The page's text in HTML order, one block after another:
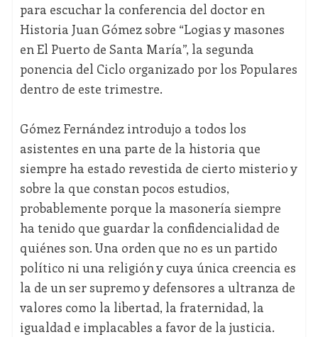
para escuchar la conferencia del doctor en
Historia Juan Gómez sobre “Logias y masones
en El Puerto de Santa María”, la segunda
ponencia del Ciclo organizado por los Populares
dentro de este trimestre.
Gómez Fernández introdujo a todos los
asistentes en una parte de la historia que
siempre ha estado revestida de cierto misterio y
sobre la que constan pocos estudios,
probablemente porque la masonería siempre
ha tenido que guardar la confidencialidad de
quiénes son. Una orden que no es un partido
político ni una religión y cuya única creencia es
la de un ser supremo y defensores a ultranza de
valores como la libertad, la fraternidad, la
igualdad e implacables a favor de la justicia.